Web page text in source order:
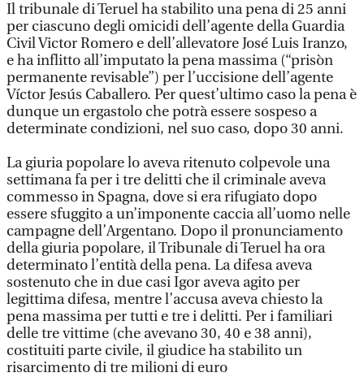
Il tribunale di Teruel ha stabilito una pena di 25 anni
per ciascuno degli omicidi dell’agente della Guardia
Civil Victor Romero e dell’allevatore José Luis Iranzo,
e ha inflitto all’imputato la pena massima (“prisòn
permanente revisable”) per l’uccisione dell’agente
Víctor Jesús Caballero. Per quest’ultimo caso la pena è
dunque un ergastolo che potrà essere sospeso a
determinate condizioni, nel suo caso, dopo 30 anni.
La giuria popolare lo aveva ritenuto colpevole una
settimana fa per i tre delitti che il criminale aveva
commesso in Spagna, dove si era rifugiato dopo
essere sfuggito a un’imponente caccia all’uomo nelle
campagne dell’Argentano. Dopo il pronunciamento
della giuria popolare, il Tribunale di Teruel ha ora
determinato l’entità della pena. La difesa aveva
sostenuto che in due casi Igor aveva agito per
legittima difesa, mentre l’accusa aveva chiesto la
pena massima per tutti e tre i delitti. Per i familiari
delle tre vittime (che avevano 30, 40 e 38 anni),
costituiti parte civile, il giudice ha stabilito un
risarcimento di tre milioni di euro